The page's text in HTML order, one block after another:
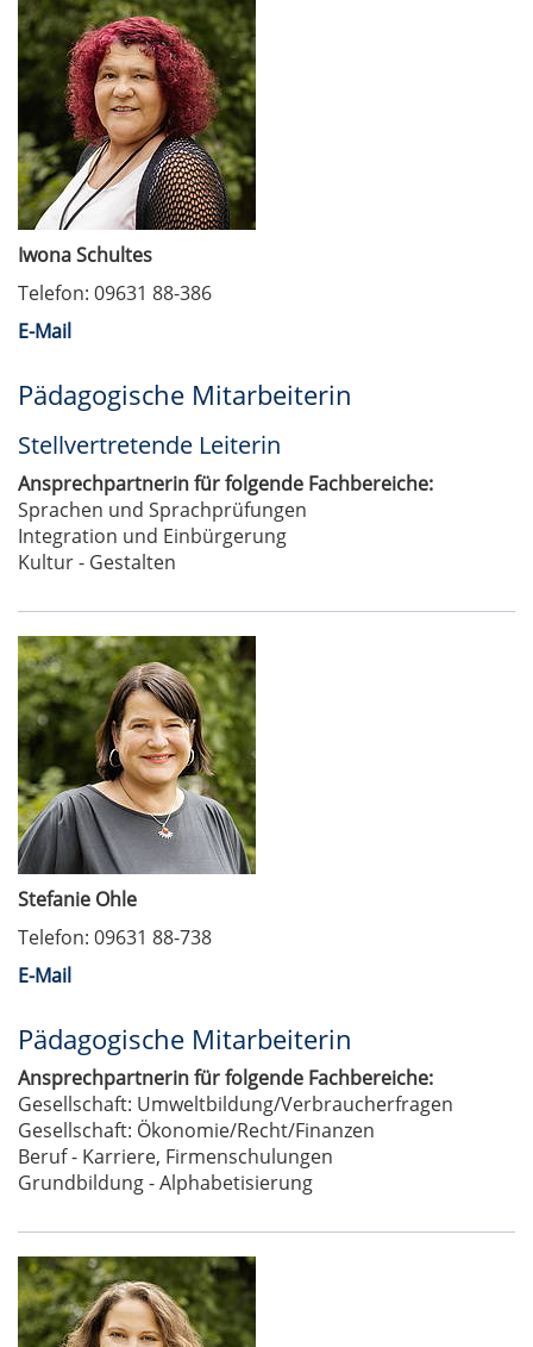
Iwona Schultes
Telefon: 09631 88-386
E-Mail
Pädagogische Mitarbeiterin
Stellvertretende Leiterin
Ansprechpartnerin für folgende Fachbereiche:
Sprachen und Sprachprüfungen
Integration und Einbürgerung
Kultur - Gestalten
Stefanie Ohle
Telefon: 09631 88-738
E-Mail
Pädagogische Mitarbeiterin
Ansprechpartnerin für folgende Fachbereiche:
Gesellschaft: Umweltbildung/Verbraucherfragen
Gesellschaft: Ökonomie/Recht/Finanzen
Beruf - Karriere, Firmenschulungen
Grundbildung - Alphabetisierung